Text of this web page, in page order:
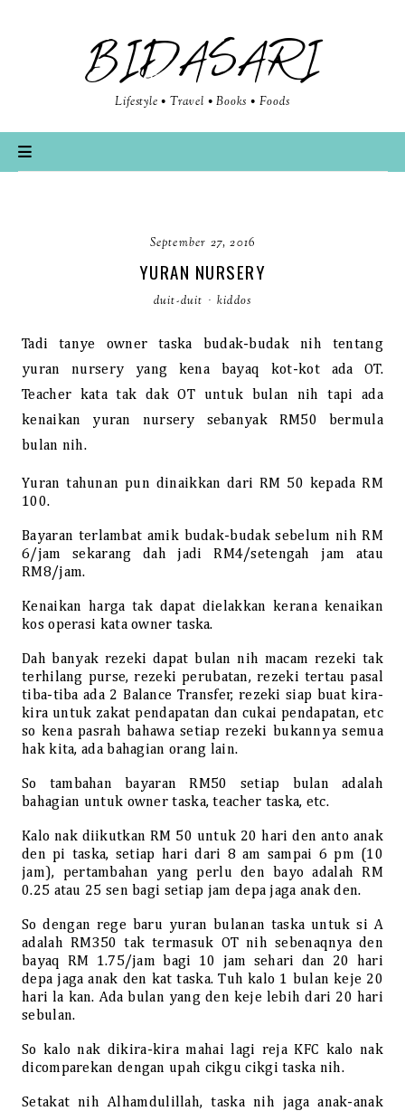
BIDASARI
Lifestyle • Travel • Books • Foods
September 27, 2016
YURAN NURSERY
duit-duit · kiddos
Tadi tanye owner taska budak-budak nih tentang
yuran nursery yang kena bayaq kot-kot ada OT.
Teacher kata tak dak OT untuk bulan nih tapi ada
kenaikan yuran nursery sebanyak RM50 bermula
bulan nih.
Yuran tahunan pun dinaikkan dari RM 50 kepada RM
100.
Bayaran terlambat amik budak-budak sebelum nih RM
6/jam sekarang dah jadi RM4/setengah jam atau
RM8/jam.
Kenaikan harga tak dapat dielakkan kerana kenaikan
kos operasi kata owner taska.
Dah banyak rezeki dapat bulan nih macam rezeki tak
terhilang purse, rezeki perubatan, rezeki tertau pasal
tiba-tiba ada 2 Balance Transfer, rezeki siap buat kira-
kira untuk zakat pendapatan dan cukai pendapatan, etc
so kena pasrah bahawa setiap rezeki bukannya semua
hak kita, ada bahagian orang lain.
So tambahan bayaran RM50 setiap bulan adalah
bahagian untuk owner taska, teacher taska, etc.
Kalo nak diikutkan RM 50 untuk 20 hari den anto anak
den pi taska, setiap hari dari 8 am sampai 6 pm (10
jam), pertambahan yang perlu den bayo adalah RM
0.25 atau 25 sen bagi setiap jam depa jaga anak den.
So dengan rege baru yuran bulanan taska untuk si A
adalah RM350 tak termasuk OT nih sebenaqnya den
bayaq RM 1.75/jam bagi 10 jam sehari dan 20 hari
depa jaga anak den kat taska. Tuh kalo 1 bulan keje 20
hari la kan. Ada bulan yang den keje lebih dari 20 hari
sebulan.
So kalo nak dikira-kira mahai lagi reja KFC kalo nak
dicomparekan dengan upah cikgu cikgi taska nih.
Setakat nih Alhamdulillah, taska nih jaga anak-anak